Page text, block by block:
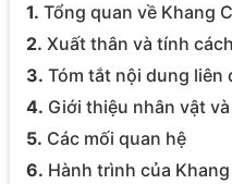
1. Tổng quan về Khang
2. Xuất thân và tính cách
3. Tóm tắt nội dung liên
4. Giới thiệu nhân vật
5. Các mối quan hệ
6. Hành trình của